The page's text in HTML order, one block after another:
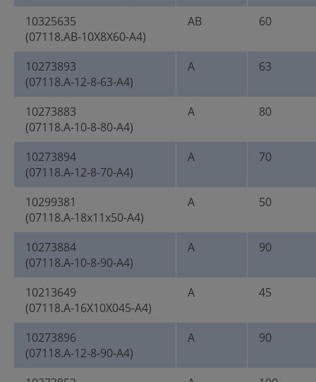
10325635
(07118.AB-10X8X60-A4)
AB 60
10273893
(07118.A-12-8-63-A4)
A 63
10273883
(07118.A-10-8-80-A4)
A 80
10273894
(07118.A-12-8-70-A4)
A 70
10299381
(07118.A-18x11x50-A4)
A 50
10273884
(07118.A-10-8-90-A4)
A 90
10213649
(07118.A-16X10X045-A4)
A 45
10273896
(07118.A-12-8-90-A4)
A 90